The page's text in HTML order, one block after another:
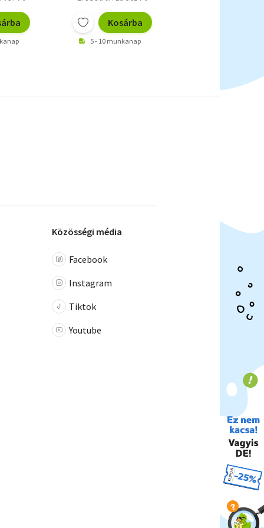
Kosárba
5 - 10 munkanap
Közösségi média
Facebook
Instagram
Tiktok
Youtube